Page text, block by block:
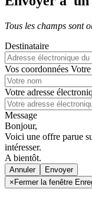
Tous les champs sont
Destinataire
Vos coordonnées
Votre adresse
Message
Bonjour,
Voici une offre parue
intéresser.
A bientôt.
Annuler
× Fermer la fenêtre